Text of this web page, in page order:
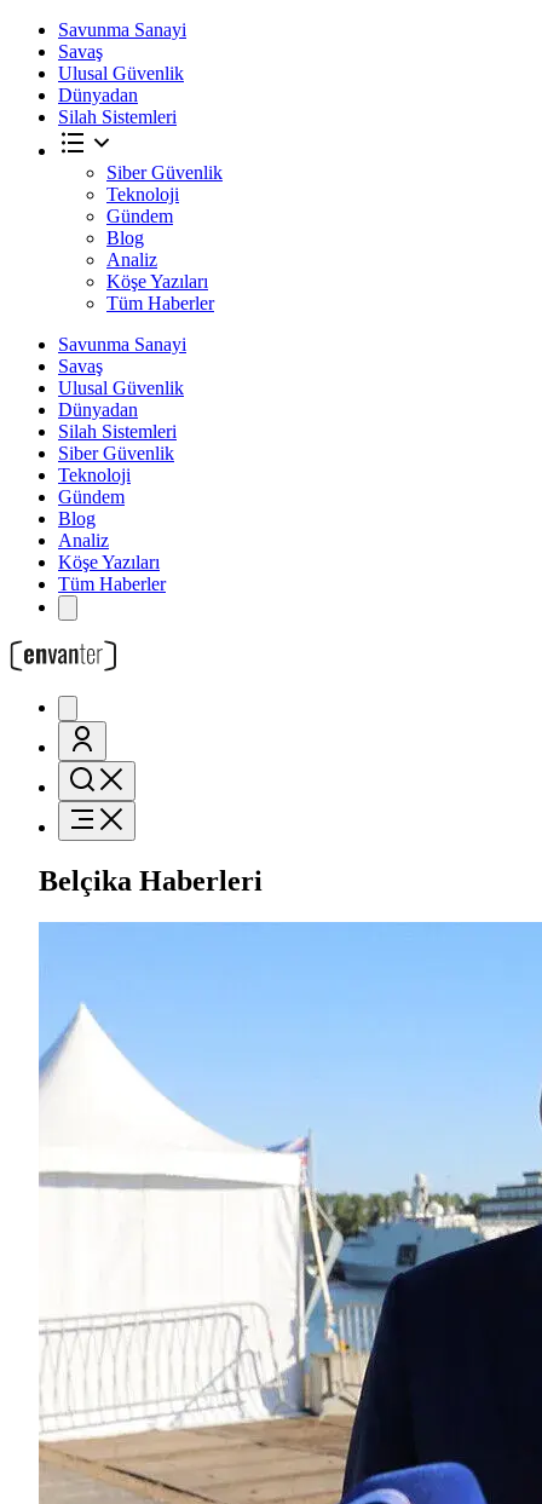
Savunma Sanayi
Savaş
Ulusal Güvenlik
Dünyadan
Silah Sistemleri
Siber Güvenlik
Teknoloji
Gündem
Blog
Analiz
Köşe Yazıları
Tüm Haberler
Savunma Sanayi
Savaş
Ulusal Güvenlik
Dünyadan
Silah Sistemleri
Siber Güvenlik
Teknoloji
Gündem
Blog
Analiz
Köşe Yazıları
Tüm Haberler
Belçika Haberleri